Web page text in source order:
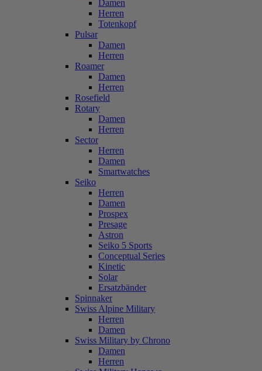
Damen
Herren
Totenkopf
Pulsar
Damen
Herren
Roamer
Damen
Herren
Rosefield
Rotary
Damen
Herren
Sector
Herren
Damen
Smartwatches
Seiko
Herren
Damen
Prospex
Presage
Astron
Seiko 5 Sports
Conceptual Series
Kinetic
Solar
Ersatzbänder
Spinnaker
Swiss Alpine Military
Herren
Damen
Swiss Military by Chrono
Damen
Herren